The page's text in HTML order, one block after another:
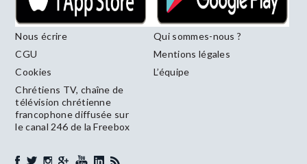
Nous écrire
Qui sommes-nous ?
CGU
Mentions légales
Cookies
L’équipe
Chrétiens TV, chaîne de
télévision chrétienne
francophone diffusée sur
le canal 246 de la Freebox